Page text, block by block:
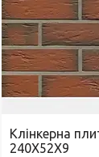
Клінкерна
240X52X9